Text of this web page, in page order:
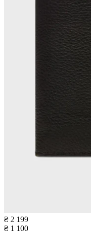
₴ 2 199
₴ 1 100